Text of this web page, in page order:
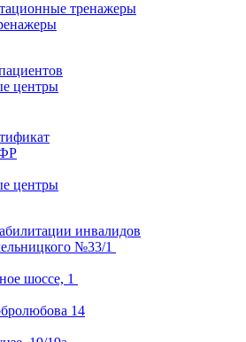
тренажеры
центры
центры
инвалидов
№33/1
шоссе, 1
14